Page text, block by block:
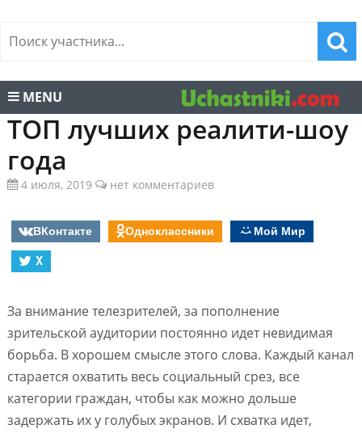
MENU
ТОП лучших реалити-шоу
года
4 июля, 2019 нет комментариев
ВКонтакте Одноклассники
Мой Мир
X
За внимание телезрителей, за пополнение
зрительской аудитории постоянно идет невидимая
борьба. В хорошем смысле этого слова. Каждый канал
старается охватить весь социальный срез, все
категории граждан, чтобы как можно дольше
задержать их у голубых экранов. И схватка идет,